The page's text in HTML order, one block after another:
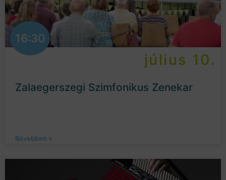
16:30
július 10.
Zalaegerszegi Szimfonikus Zenekar
Bővebben »